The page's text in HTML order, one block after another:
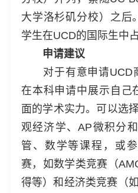
大学洛杉矶分校）之后
学生在UCD的国际生中
申请建议
对于有意申请UCD
在本科申请中展示自己
面的学术实力。可以选
观经济学、AP微积分
管、数学等课程，或
赛，如数学类竞赛（
得等）和经济类竞赛（